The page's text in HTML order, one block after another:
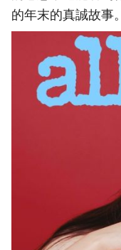
的年末的真誠故事。